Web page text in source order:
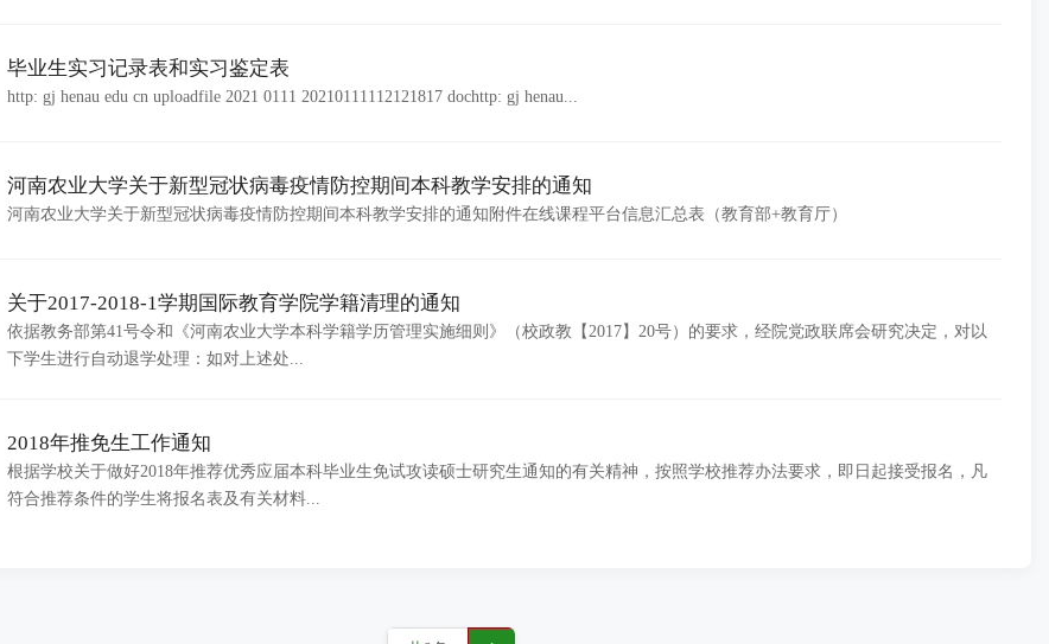
毕业生实习记录表和实习鉴定表
http: gj henau edu cn uploadfile 2021 0111 20210111112121817 dochttp: gj henau...
河南农业大学关于新型冠状病毒疫情防控期间本科教学安排的通知
河南农业大学关于新型冠状病毒疫情防控期间本科教学安排的通知附件在线课程平台信息汇总表（教育部+教育厅）
关于2017-2018-1学期国际教育学院学籍清理的通知
依据教务部第41号令和《河南农业大学本科学籍学历管理实施细则》（校政教【2017】20号）的要求，经院党政联席会研究决定，对以
下学生进行自动退学处理：如对上述处...
2018年推免生工作通知
根据学校关于做好2018年推荐优秀应届本科毕业生免试攻读硕士研究生通知的有关精神，按照学校推荐办法要求，即日起接受报名，凡
符合推荐条件的学生将报名表及有关材料...